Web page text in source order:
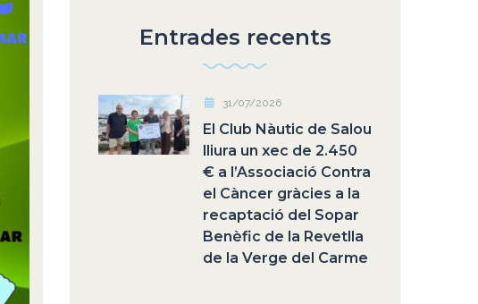
Entrades recents
31/07/2026
El Club Nàutic de Salou
lliura un xec de 2.450
€ a l’Associació Contra
el Càncer gràcies a la
recaptació del Sopar
Benèfic de la Revetlla
de la Verge del Carme